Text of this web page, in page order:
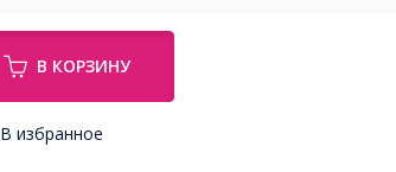
В КОРЗИНУ
В избранное